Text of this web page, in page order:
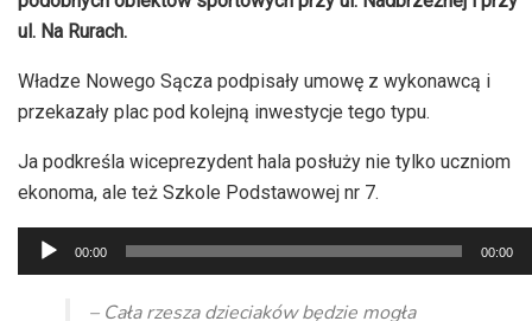
ul. Na Rurach.
Władze Nowego Sącza podpisały umowę z wykonawcą i
przekazały plac pod kolejną inwestycje tego typu.
Ja podkreśla wiceprezydent hala posłuży nie tylko uczniom
ekonoma, ale też Szkole Podstawowej nr 7.
Odtwarzacz
plików
dźwiękowych
00:00 00:00
– Cała rzesza dzieciaków będzie mogła